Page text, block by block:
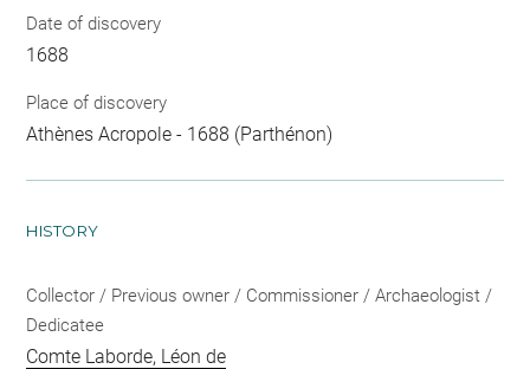
Date of discovery
1688
Place of discovery
Athènes Acropole - 1688 (Parthénon)
HISTORY
Collector / Previous owner / Commissioner / Archaeologist /
Dedicatee
Comte Laborde, Léon de